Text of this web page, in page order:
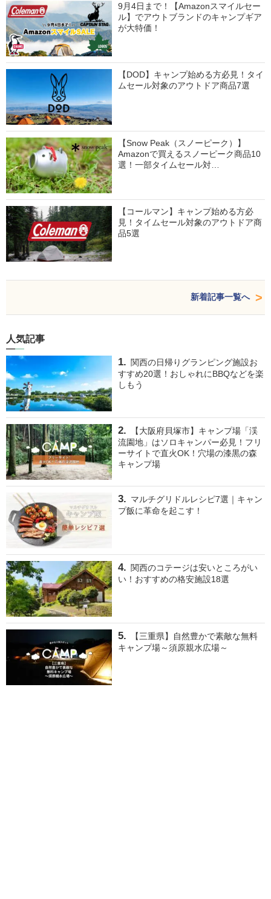
9月4日まで！【Amazonスマイルセー
ル】でアウトブランドのキャンプギア
が大特価！
【DOD】キャンプ始める方必見！タイ
ムセール対象のアウトドア商品7選
【Snow Peak（スノーピーク）】
Amazonで買えるスノーピーク商品10
選！一部タイムセール対…
【コールマン】キャンプ始める方必
見！タイムセール対象のアウトドア商
品5選
新着記事一覧へ
人気記事
関西の日帰りグランピング施設お
すすめ20選！おしゃれにBBQなどを楽
しもう
【大阪府貝塚市】キャンプ場「渓
流園地」はソロキャンパー必見！フリ
ーサイトで直火OK！穴場の漆黒の森
キャンプ場
マルチグリドルレシピ7選｜キャン
プ飯に革命を起こす！
関西のコテージは安いところがい
い！おすすめの格安施設18選
【三重県】自然豊かで素敵な無料
キャンプ場～須原親水広場～